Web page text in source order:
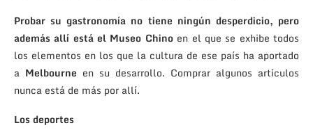
Probar su gastronomía no tiene ningún desperdicio, pero
además allí está el Museo Chinoen el que se exhibe todos
los elementos en los que la cultura de ese país ha aportado
a Melbourne en su desarrollo. Comprar algunos artículos
nunca está de más por allí.
Los deportes